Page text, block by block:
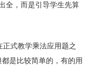
全，而是引导学生先算
式教学乘法应用题之
是比较简单的，有的用